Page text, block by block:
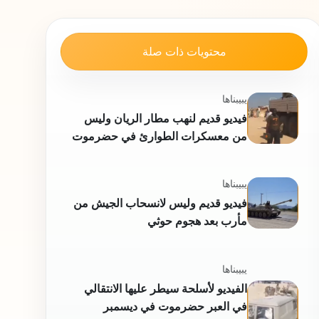
محتويات ذات صلة
يبيبناها
فيديو قديم لنهب مطار الريان وليس
من معسكرات الطوارئ في حضرموت
يبيبناها
فيديو قديم وليس لانسحاب الجيش من
مأرب بعد هجوم حوثي
يبيبناها
الفيديو لأسلحة سيطر عليها الانتقالي
في العبر حضرموت في ديسمبر